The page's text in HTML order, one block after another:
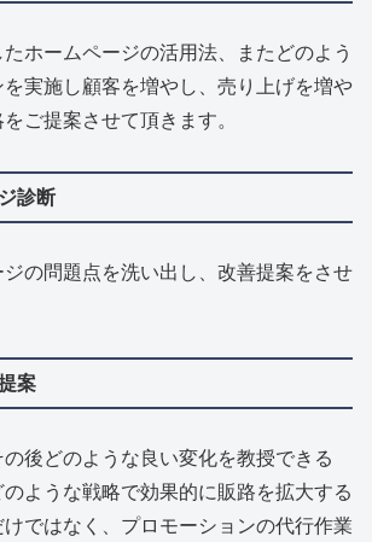
ホームページの活用法、またどのよう
実施し顧客を増やし、売り上げを増や
ご提案させて頂きます。
診断
の問題点を洗い出し、改善提案をさせ
案
後どのような良い変化を教授できる
ような戦略で効果的に販路を拡大する
ではなく、プロモーションの代行作業